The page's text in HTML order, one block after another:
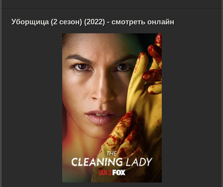
Уборщица (2 сезон) (2022) - смотреть онлайн